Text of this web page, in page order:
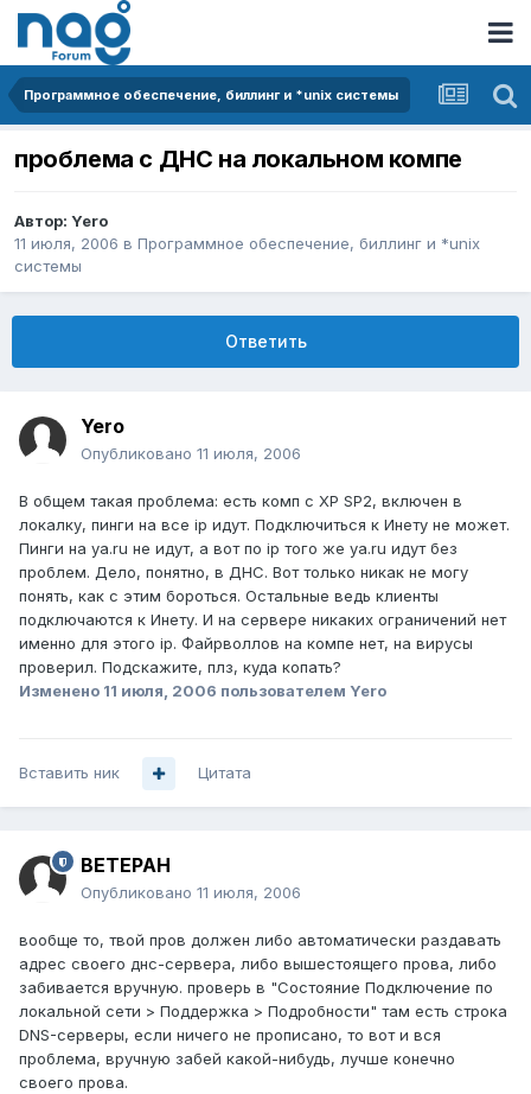
Программное обеспечение, биллинг и *unix системы
проблема с ДНС на локальном компе
Автор: Yero
11 июля, 2006 в Программное обеспечение, биллинг и *unix
системы
Ответить
Yero
Опубликовано 11 июля, 2006
В общем такая проблема: есть комп с ХР SP2, включен в
локалку, пинги на все ip идут. Подключиться к Инету не может.
Пинги на ya.ru не идут, а вот по ip того же ya.ru идут без
проблем. Дело, понятно, в ДНС. Вот только никак не могу
понять, как с этим бороться. Остальные ведь клиенты
подключаются к Инету. И на сервере никаких ограничений нет
именно для этого ip. Файрволлов на компе нет, на вирусы
проверил. Подскажите, плз, куда копать?
Изменено 11 июля, 2006 пользователем Yero
Вставить ник Цитата
BETEPAH
Опубликовано 11 июля, 2006
вообще то, твой пров должен либо автоматически раздавать
адрес своего днс-сервера, либо вышестоящего прова, либо
забивается вручную. проверь в "Состояние Подключение по
локальной сети > Поддержка > Подробности" там есть строка
DNS-серверы, если ничего не прописано, то вот и вся
проблема, вручную забей какой-нибудь, лучше конечно
своего прова.